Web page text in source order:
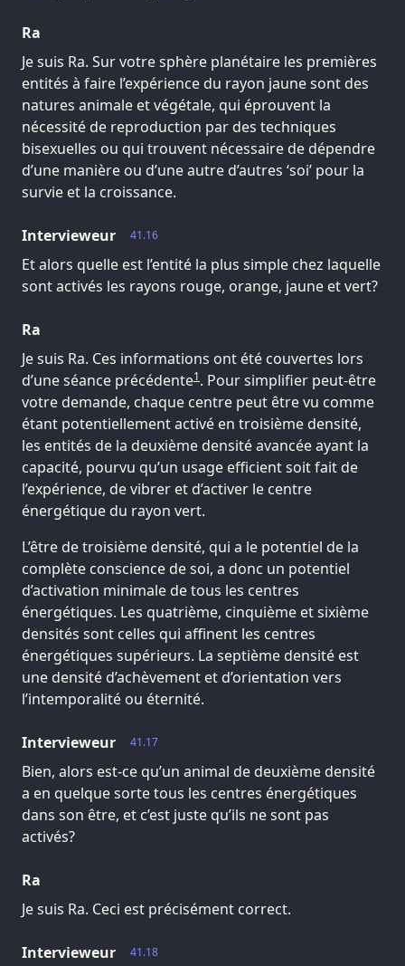
Ra
Je suis Ra. Sur votre sphère planétaire les premières
entités à faire l’expérience du rayon jaune sont des
natures animale et végétale, qui éprouvent la
nécessité de reproduction par des techniques
bisexuelles ou qui trouvent nécessaire de dépendre
d’une manière ou d’une autre d’autres ‘soi’ pour la
survie et la croissance.
41.16
Intervieweur
Et alors quelle est l’entité la plus simple chez laquelle
sont activés les rayons rouge, orange, jaune et vert?
Ra
Je suis Ra. Ces informations ont été couvertes lors
d’une séance précédente1. Pour simplifier peut-être
votre demande, chaque centre peut être vu comme
étant potentiellement activé en troisième densité,
les entités de la deuxième densité avancée ayant la
capacité, pourvu qu’un usage efficient soit fait de
l’expérience, de vibrer et d’activer le centre
énergétique du rayon vert.
L’être de troisième densité, qui a le potentiel de la
complète conscience de soi, a donc un potentiel
d’activation minimale de tous les centres
énergétiques. Les quatrième, cinquième et sixième
densités sont celles qui affinent les centres
énergétiques supérieurs. La septième densité est
une densité d’achèvement et d’orientation vers
l’intemporalité ou éternité.
41.17
Intervieweur
Bien, alors est-ce qu’un animal de deuxième densité
a en quelque sorte tous les centres énergétiques
dans son être, et c’est juste qu’ils ne sont pas
activés?
Ra
Je suis Ra. Ceci est précisément correct.
41.18
Intervieweur